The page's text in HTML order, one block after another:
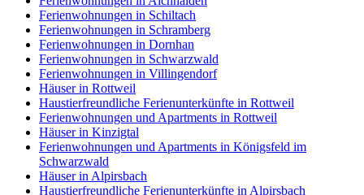
Ferienwohnungen in Schiltach
Ferienwohnungen in Schramberg
Ferienwohnungen in Dornhan
Ferienwohnungen in Schwarzwald
Ferienwohnungen in Villingendorf
Häuser in Rottweil
Haustierfreundliche Ferienunterkünfte in Rottweil
Ferienwohnungen und Apartments in Rottweil
Häuser in Kinzigtal
Ferienwohnungen und Apartments in Königsfeld im
Schwarzwald
Häuser in Alpirsbach
Haustierfreundliche Ferienunterkünfte in Alpirsbach